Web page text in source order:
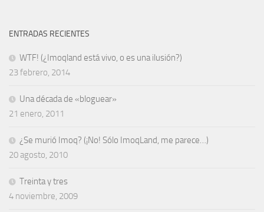
ENTRADAS RECIENTES
WTF! (¿Imoqland está vivo, o es una ilusión?)
23 febrero, 2014
Una década de «bloguear»
21 enero, 2011
¿Se murió Imoq? (¡No! Sólo ImoqLand, me parece…)
20 agosto, 2010
Treinta y tres
4 noviembre, 2009